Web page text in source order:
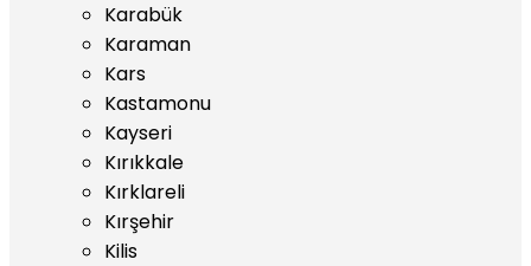
Karabük
Karaman
Kars
Kastamonu
Kayseri
Kırıkkale
Kırklareli
Kırşehir
Kilis